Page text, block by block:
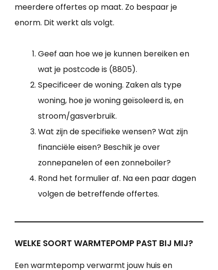
meerdere offertes op maat. Zo bespaar je
enorm. Dit werkt als volgt.
Geef aan hoe we je kunnen bereiken en
wat je postcode is (8805).
Specificeer de woning. Zaken als type
woning, hoe je woning geïsoleerd is, en
stroom/gasverbruik.
Wat zijn de specifieke wensen? Wat zijn
financiële eisen? Beschik je over
zonnepanelen of een zonneboiler?
Rond het formulier af. Na een paar dagen
volgen de betreffende offertes.
WELKE SOORT WARMTEPOMP PAST BIJ MIJ?
Een warmtepomp verwarmt jouw huis en